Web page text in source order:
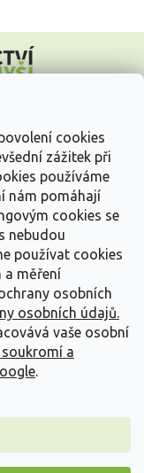
cookies
zážitek při
používáme
nám pomáhají
cookies se
nebudou
používat cookies
a měření
osobních
osobních údajů.
vaše osobní
a
.